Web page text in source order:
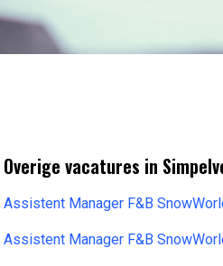
Overige vacatures in
Assistent Manager F&B
Assistent Manager F&B